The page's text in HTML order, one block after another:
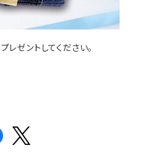
ゼントしてください。